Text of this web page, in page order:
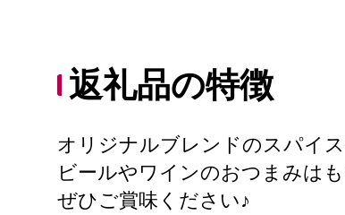
返礼品の特徴
オリジナルブレンドのスパイ
ビールやワインのおつまみは
ぜひご賞味ください♪